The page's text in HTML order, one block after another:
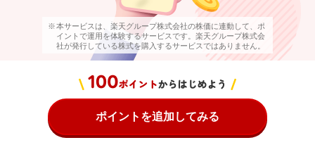
本サービスは、楽天グループ株式会社の株価に連動して、ポ
イントで運用を体験するサービスです。楽天グループ株式会
社が発行している株式を購入するサービスではありません。
ポイントを追加してみる